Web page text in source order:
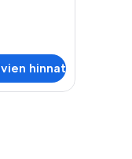
hinnat